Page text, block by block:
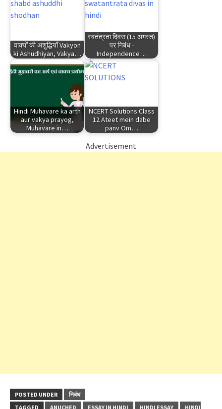
वाक्यों की अशुद्धियाँ Vakyon
ki Ashudhiyan, Vakya…
स्वतंत्रता दिवस (15 अगस्त)
पर निबंध -
Independence…
Hindi Muhavare ka arth
aur vakya prayog,
Muhavare in…
NCERT Solutions Class
12 Ateet mein dabe
panv Om…
Advertisement
POSTED UNDER
निबंध
TAGGED
ANUCHED ESSAY IN HINDI HINDI ESSAY
HINDI